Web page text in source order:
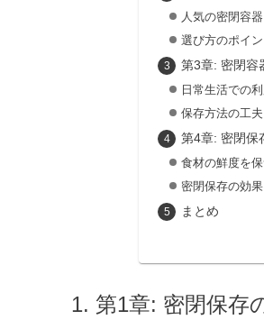
人気の密閉容
選び方のポイン
第3章: 密閉容
日常生活での
保存方法の工夫
第4章: 密閉保
食材の鮮度を
密閉保存の効
まとめ
第1章: 密閉保存